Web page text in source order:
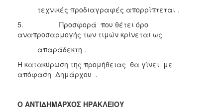
τεχνικές προδιαγραφές απορρίπτεται .
5. Προσφορά που θέτει όρο
αναπροσαρμογής των τιμών κρίνεται ως
απαράδεκτη .
Η κατακύρωση της προμήθειας θα γίνει με
απόφαση Δημάρχου .
Ο ΑΝΤΙΔΗΜΑΡΧΟΣ ΗΡΑΚΛΕΙΟΥ